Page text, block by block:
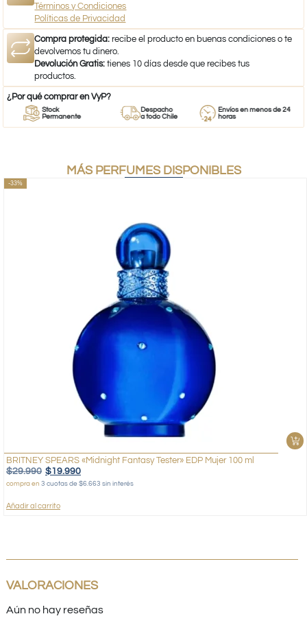
Términos y Condiciones
Políticas de Privacidad
Compra protegida: recibe el producto en buenas condiciones o te
devolvemos tu dinero.
Devolución Gratis: tienes 10 días desde que recibes tus
productos.
¿Por qué comprar en VyP?
Stock
Permanente
Despacho
a todo Chile
Envíos en menos de 24
horas
MÁS PERFUMES DISPONIBLES
-33%
BRITNEY SPEARS «Midnight Fantasy Tester» EDP Mujer 100 ml
$29.990 $19.990
compra en 3 cuotas de $6.663 sin interés
Añadir al carrito
VALORACIONES
Aún no hay reseñas